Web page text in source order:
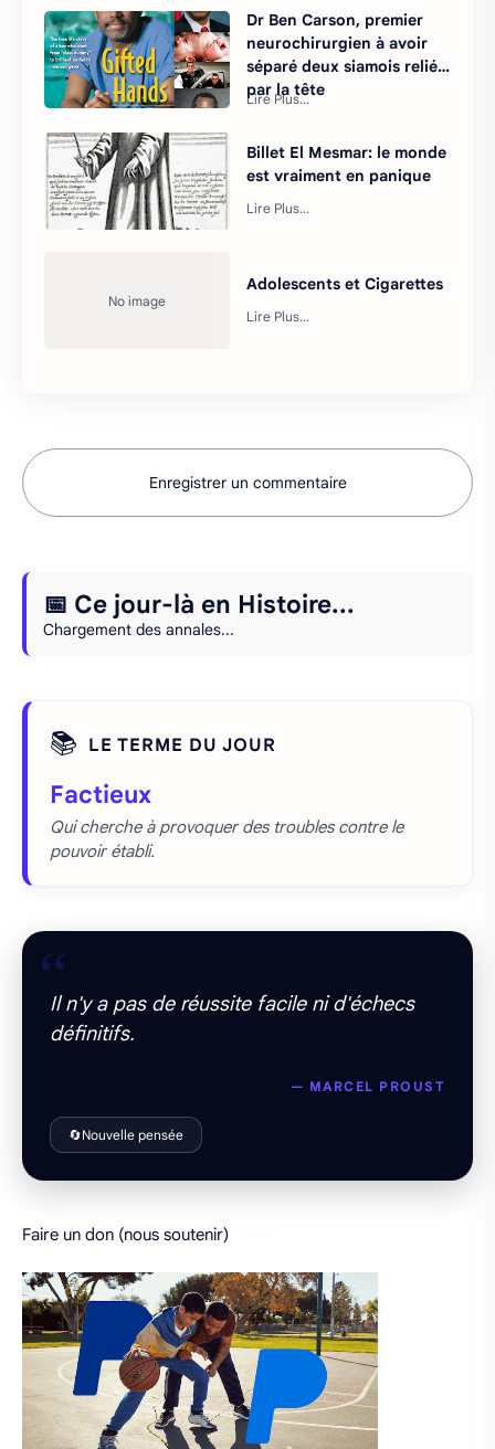
Dr Ben Carson, premier
neurochirurgien à avoir
séparé deux siamois reliés
par la tête
Billet El Mesmar: le monde
est vraiment en panique
Adolescents et Cigarettes
Enregistrer un commentaire
📅 Ce jour-là en Histoire...
Chargement des annales...
📚 LE TERME DU JOUR
Factieux
Qui cherche à provoquer des troubles contre le
pouvoir établi.
“
Il n'y a pas de réussite facile ni d'échecs
définitifs.
— MARCEL PROUST
🔄Nouvelle pensée
Faire un don (nous soutenir)